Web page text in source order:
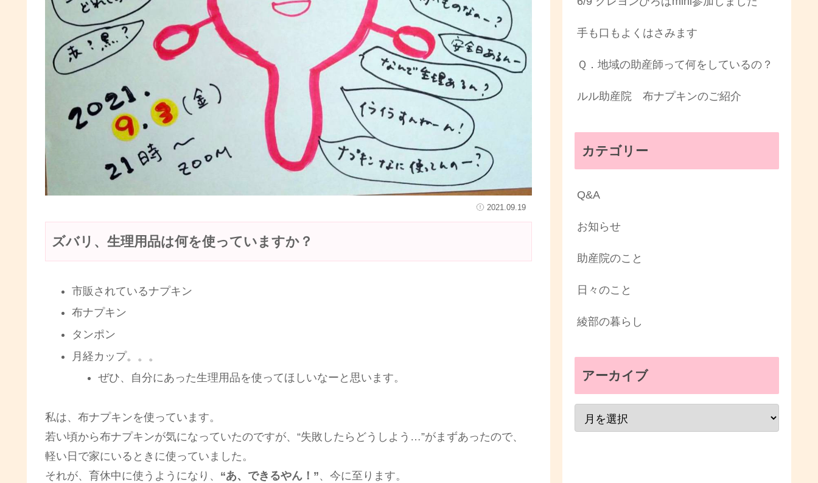
2021.09.19
ズバリ、 生理用品は何を使っていますか？
市販されているナプキン
布ナプキン
タンポン
月経カップ。。。
ぜひ、自分にあった生理用品を使ってほしいなーと思います。
私は、布ナプキンを使っています。
若い頃から布ナプキンが気になっていたのですが、“失敗したらどうしよう…”がまずあったので、
軽い日で家にいるときに使っていました。
それが、育休中に使うようになり、 “あ、できるやん！”、今に至ります。
手も口もよくはさみます
Ｑ．地域の助産師って何をしているの？
ルル助産院 布ナプキンのご紹介
カテゴリー
Q&A
お知らせ
助産院のこと
日々のこと
綾部の暮らし
アーカイブ